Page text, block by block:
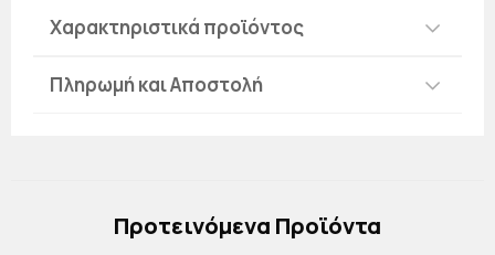
Χαρακτηριστικά προϊόντος
Πληρωμή και Αποστολή
Πρoτεινόμενα Προϊόντα